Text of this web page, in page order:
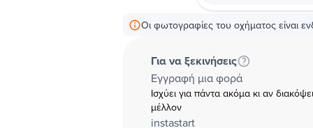
Οι φωτογραφίες του οχήματος είναι
Για να ξεκινήσεις
Εγγραφή μια φορά
Ισχύει για πάντα ακόμα κι αν
μέλλον
instastart